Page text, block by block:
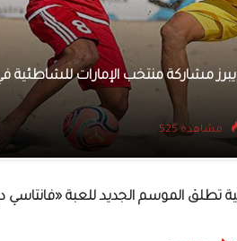
بطل مصري على خطى بيغ رامي
مشاهده 629
تطلق الموسم الجديد للعبة «فانتاسي